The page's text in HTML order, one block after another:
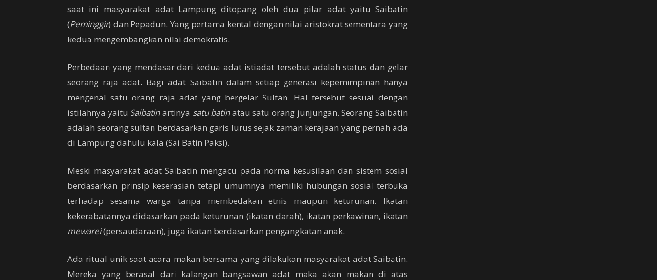
saat ini masyarakat adat Lampung ditopang oleh dua pilar adat yaitu Saibatin
(Peminggir) dan Pepadun. Yang pertama kental dengan nilai aristokrat sementara yang
kedua mengembangkan nilai demokratis.
Perbedaan yang mendasar dari kedua adat istiadat tersebut adalah status dan gelar
seorang raja adat. Bagi adat Saibatin dalam setiap generasi kepemimpinan hanya
mengenal satu orang raja adat yang bergelar Sultan. Hal tersebut sesuai dengan
istilahnya yaitu Saibatinartinya satu batinatau satu orang junjungan. Seorang Saibatin
adalah seorang sultan berdasarkan garis lurus sejak zaman kerajaan yang pernah ada
di Lampung dahulu kala (Sai Batin Paksi).
Meski masyarakat adat Saibatin mengacu pada norma kesusilaan dan sistem sosial
berdasarkan prinsip keserasian tetapi umumnya memiliki hubungan sosial terbuka
terhadap sesama warga tanpa membedakan etnis maupun keturunan. Ikatan
kekerabatannya didasarkan pada keturunan (ikatan darah), ikatan perkawinan, ikatan
mewarei(persaudaraan), juga ikatan berdasarkan pengangkatan anak.
Ada ritual unik saat acara makan bersama yang dilakukan masyarakat adat Saibatin.
Mereka yang berasal dari kalangan bangsawan adat maka akan makan di atas